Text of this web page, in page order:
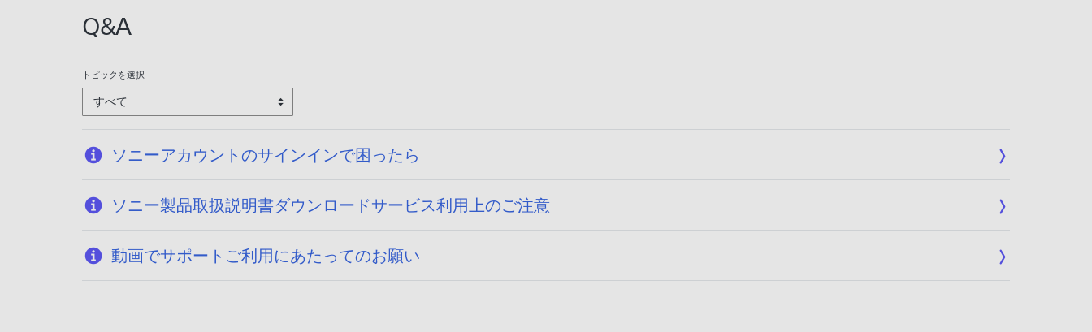
Q&A
トピックを選択
すべて
ソニーアカウントのサインインで困ったら
ソニー製品取扱説明書ダウンロードサービス利用上のご注意
動画でサポートご利用にあたってのお願い